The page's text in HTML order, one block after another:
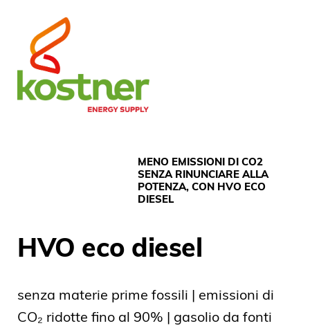
MENO EMISSIONI DI CO2
SENZA RINUNCIARE ALLA
POTENZA, CON HVO ECO
DIESEL
HVO eco diesel
senza materie prime fossili | emissioni di
CO₂ ridotte fino al 90% | gasolio da fonti